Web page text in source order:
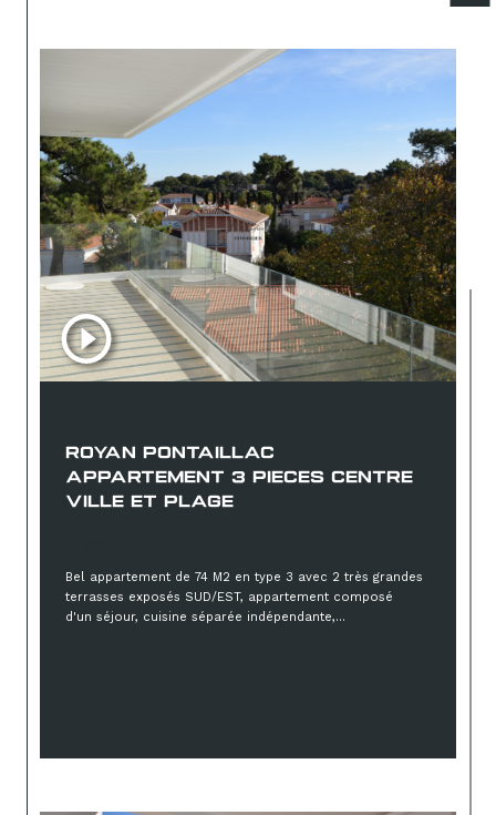
ROYAN PONTAILLAC
APPARTEMENT 3 PIECES CENTRE
VILLE ET PLAGE
Bel appartement de 74 M2 en type 3 avec 2 très grandes
terrasses exposés SUD/EST, appartement composé
d'un séjour, cuisine séparée indépendante,...